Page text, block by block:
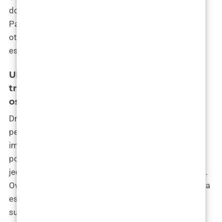
dokazanim iskustvom u radu s ovom tehnologijom.
Pacijenti bi trebali postaviti realna očekivanja i
otvoreno komunicirati sa svojim kirurgom o svojim
estetskim ciljevima i zdravstvenoj povijesti.
Uloga tehnologije u personalizaciji
tretmana: Kako tehnologija pomaže u
ostvarivanju individualnih ciljeva ljepote
Dr. Bagatin naglašava ulogu tehnologije u
personalizaciji tretmana blefaroplastike. Inteligentni
implantati omogućavaju kirurzima da prilagode
postupak svakom pacijentu, uzimajući u obzir
jedinstvene karakteristike njihovih očnih kapaka i lica.
Ova pristupačnost tehnologije ne samo da poboljšava
estetske ishode, već i potiče pacijente da aktivno
sudjeluju u planiranju svojeg tretmana, osiguravajući